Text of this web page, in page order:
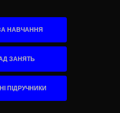
НАВЧАННЯ
ЗАНЯТЬ
ПІДРУЧНИКИ